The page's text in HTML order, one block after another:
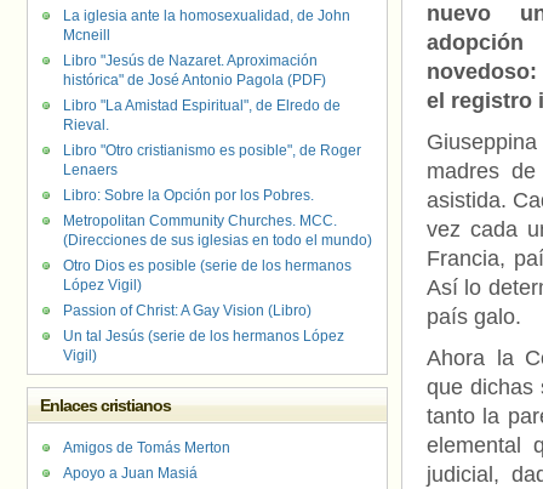
nuevo
adopción
el registro
madres
asistida.
vez cada
Francia,
Así lo
país galo.
Ahora la
que dichas
tanto la
elemental
judicial,
La iglesia ante la homosexualidad, de John
Mcneill
Libro "Jesús de Nazaret. Aproximación
histórica" de José Antonio Pagola (PDF)
Libro "La Amistad Espiritual", de Elredo de
Rieval.
Libro "Otro cristianismo es posible", de Roger
Lenaers
Libro: Sobre la Opción por los Pobres.
Metropolitan Community Churches. MCC.
(Direcciones de sus iglesias en todo el mundo)
Otro Dios es posible (serie de los hermanos
López Vigil)
Passion of Christ: A Gay Vision (Libro)
Un tal Jesús (serie de los hermanos López
Vigil)
Enlaces cristianos
Amigos de Tomás Merton
Apoyo a Juan Masiá